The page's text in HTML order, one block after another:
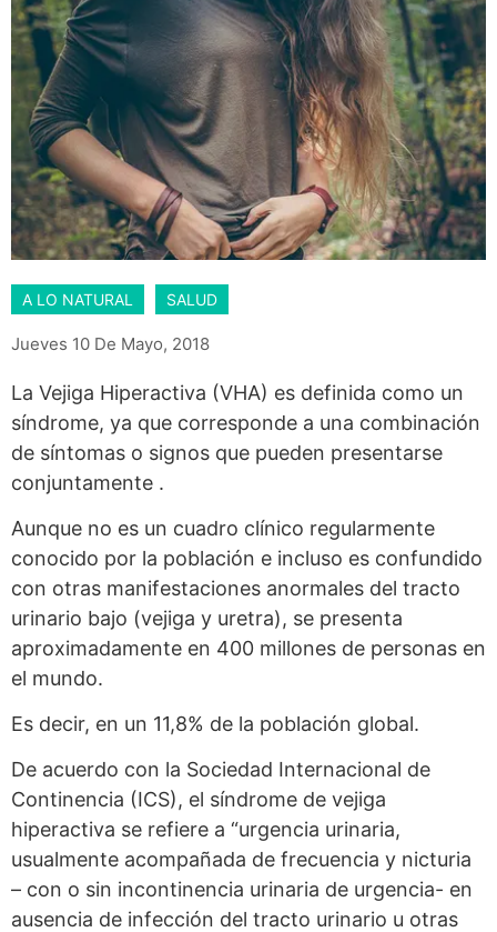
A LO NATURAL SALUD
Jueves 10 De Mayo, 2018
La Vejiga Hiperactiva (VHA) es definida como un
síndrome, ya que corresponde a una combinación
de síntomas o signos que pueden presentarse
conjuntamente .
Aunque no es un cuadro clínico regularmente
conocido por la población e incluso es confundido
con otras manifestaciones anormales del tracto
urinario bajo (vejiga y uretra), se presenta
aproximadamente en 400 millones de personas en
el mundo.
Es decir, en un 11,8% de la población global.
De acuerdo con la Sociedad Internacional de
Continencia (ICS), el síndrome de vejiga
hiperactiva se refiere a “urgencia urinaria,
usualmente acompañada de frecuencia y nicturia
– con o sin incontinencia urinaria de urgencia- en
ausencia de infección del tracto urinario u otras